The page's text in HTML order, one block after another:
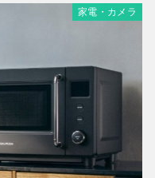
家電・カメラ